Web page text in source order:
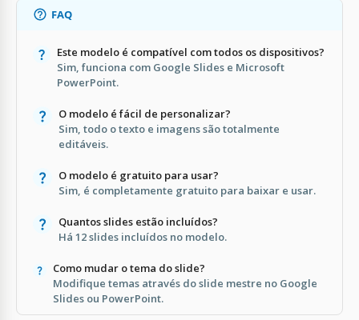
FAQ
Este modelo é compatível com todos os dispositivos?
Sim, funciona com Google Slides e Microsoft
PowerPoint.
O modelo é fácil de personalizar?
Sim, todo o texto e imagens são totalmente
editáveis.
O modelo é gratuito para usar?
Sim, é completamente gratuito para baixar e usar.
Quantos slides estão incluídos?
Há 12 slides incluídos no modelo.
Como mudar o tema do slide?
Modifique temas através do slide mestre no Google
Slides ou PowerPoint.